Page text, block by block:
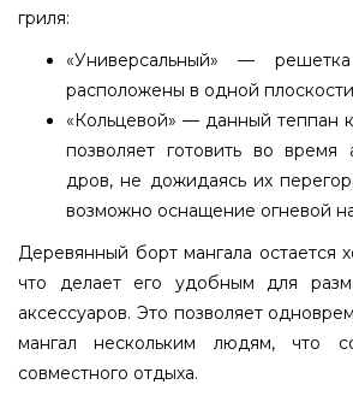
гриля:
«Универсальный» —
расположены в одной
«Кольцевой» — данный теппан
позволяет готовить во время
дров, не дожидаясь их
возможно оснащение огневой
Деревянный борт мангала остается
что делает его удобным для
аксессуаров. Это позволяет
мангал нескольким людям, что
совместного отдыха.